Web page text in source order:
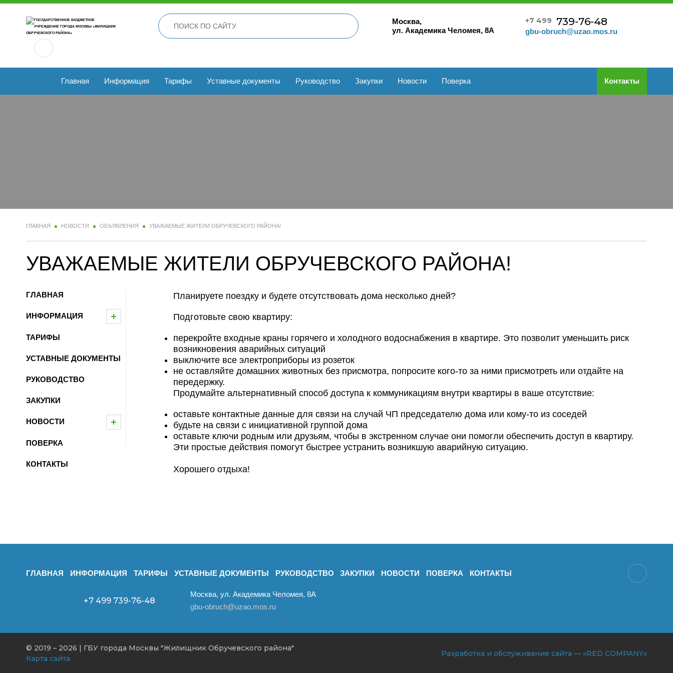
Москва,
ул. Академика Челомея, 8А
+7 499 739-76-48
gbu-obruch@uzao.mos.ru
Главная Информация Тарифы Уставные документы Руководство Закупки Новости Поверка Контакты
ГЛАВНАЯ НОВОСТИ ОБЪЯВЛЕНИЯ УВАЖАЕМЫЕ ЖИТЕЛИ ОБРУЧЕВСКОГО РАЙОНА!
УВАЖАЕМЫЕ ЖИТЕЛИ ОБРУЧЕВСКОГО РАЙОНА!
ГЛАВНАЯ
ИНФОРМАЦИЯ
ТАРИФЫ
УСТАВНЫЕ ДОКУМЕНТЫ
РУКОВОДСТВО
ЗАКУПКИ
НОВОСТИ
ПОВЕРКА
КОНТАКТЫ
Планируете поездку и будете отсутствовать дома несколько дней?
Подготовьте свою квартиру:
перекройте входные краны горячего и холодного водоснабжения в квартире. Это позволит уменьшить риск
возникновения аварийных ситуаций
выключите все электроприборы из розеток
не оставляйте домашних животных без присмотра, попросите кого-то за ними присмотреть или отдайте на
передержку.
Продумайте альтернативный способ доступа к коммуникациям внутри квартиры в ваше отсутствие:
оставьте контактные данные для связи на случай ЧП председателю дома или кому-то из соседей
будьте на связи с инициативной группой дома
оставьте ключи родным или друзьям, чтобы в экстренном случае они помогли обеспечить доступ в квартиру.
Эти простые действия помогут быстрее устранить возникшую аварийную ситуацию.
Хорошего отдыха!
ГЛАВНАЯ ИНФОРМАЦИЯ ТАРИФЫ УСТАВНЫЕ ДОКУМЕНТЫ РУКОВОДСТВО ЗАКУПКИ НОВОСТИ ПОВЕРКА КОНТАКТЫ
+7 499 739-76-48
Москва, ул. Академика Челомея, 8А
gbu-obruch@uzao.mos.ru
© 2019 – 2026 | ГБУ города Москвы "Жилищник Обручевского района"
Карта сайта
Разработка и обслуживание сайта — «RED COMPANY»